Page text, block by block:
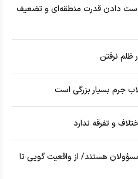
دست دادن قدرت منطقه‌ای و تضعیف
ظلم نرفتن
جرم بسیار بزرگی است
و تفرقه ندارد
هستند/ از واقعیت گویی تا